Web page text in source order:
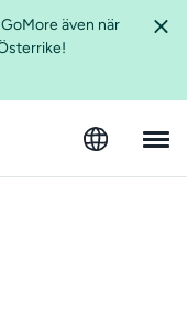
även när